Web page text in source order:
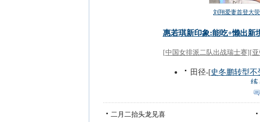
二月二抬头龙见喜